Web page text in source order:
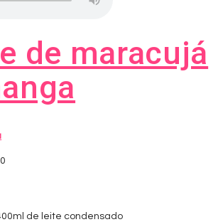
de maracujá
de leite condensado